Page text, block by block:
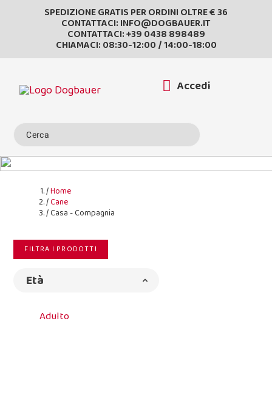
SPEDIZIONE GRATIS PER ORDINI OLTRE € 36
CONTATTACI: INFO@DOGBAUER.IT
CONTATTACI:+39 0438 898489
CHIAMACI: 08:30-12:00 / 14:00-18:00
Accedi
Home
Cane
Casa - Compagnia
FILTRA I PRODOTTI
Età
Adulto